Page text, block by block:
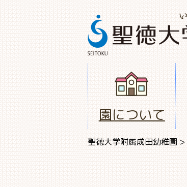
園について
聖徳大学附属成田幼稚園>